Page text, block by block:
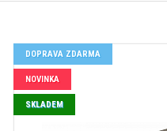
DOPRAVA ZDARMA
NOVINKA
SKLADEM